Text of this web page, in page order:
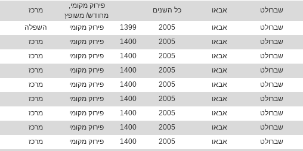
שברולט אבאו כל השנים
פירוק מקומי,
מחודש/ משופץ
מרכז
שברולט אבאו 2005
1399 פירוק מקומי השפלה
שברולט אבאו 2005
1400 פירוק מקומי מרכז
שברולט אבאו 2005
1400 פירוק מקומי מרכז
שברולט אבאו 2005
1400 פירוק מקומי מרכז
שברולט אבאו 2005
1400 פירוק מקומי מרכז
שברולט אבאו 2005
1400 פירוק מקומי מרכז
שברולט אבאו 2005
1400 פירוק מקומי מרכז
שברולט אבאו 2005
1400 פירוק מקומי מרכז
שברולט אבאו 2005
1400 פירוק מקומי מרכז